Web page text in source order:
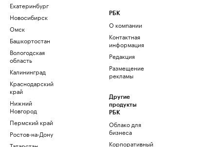
Екатеринбург
Новосибирск
Омск
Башкортостан
Вологодская
область
Калининград
Краснодарский
край
Нижний
Новгород
Пермский край
Ростов-на-Дону
РБК
О компании
Контактная
информация
Редакция
Размещение
рекламы
Другие
продукты
РБК
Облако для
бизнеса
Корпоративный